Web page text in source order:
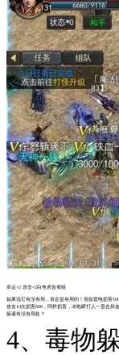
幸运+2 攻击+2白色虎齿项链
如果说它有没有用，肯定是有用的！假如雷电损害
攻击10次损害600，同样损害，冰咆哮打人一直在掉
躲避有没有用处？
4、毒物